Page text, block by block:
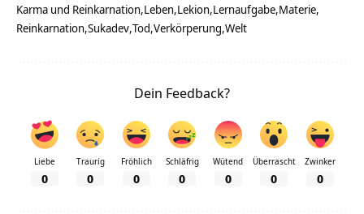
Karma und Reinkarnation Leben Lekion Lernaufgabe Materie
Reinkarnation Sukadev Tod Verkörperung Welt
Dein Feedback?
Liebe
0
Traurig
0
Fröhlich
0
Schläfrig
0
Wütend
0
Überrascht
0
Zwinker
0